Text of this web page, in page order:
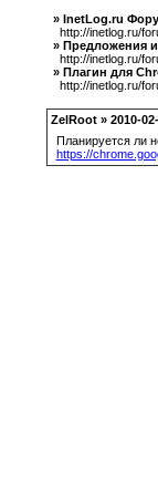
» InetLog.ru
http://inetlog.ru/
» Предложения
http://inetlog.ru/
» Плагин для
http://inetlog.ru/
ZelRoot » 2010-
Планируется ли
https://